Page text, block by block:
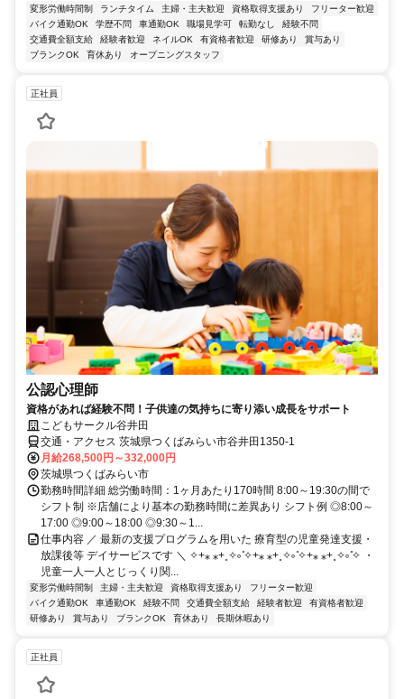
変形労働時間制 ランチタイム 主婦・主夫歓迎 資格取得支援あり
フリーター歓迎
バイク通勤OK
学歴不問 車通勤OK 職場見学可 転勤なし
経験不問
交通費全額支給
経験者歓迎 ネイルOK 有資格者歓迎 研修あり
賞与あり
ブランクOK
育休あり オープニングスタッフ
正社員
公認心理師
資格があれば経験不問！子供達の気持ちに寄り添い成長をサポート
こどもサークル谷井田
交通・アクセス 茨城県つくばみらい市谷井田1350-1
月給268,500円～332,000円
茨城県つくばみらい市
勤務時間詳細 総労働時間：1ヶ月あたり170時間 8:00～19:30の間で
シフト制 ※店舗により基本の勤務時間に差異あり シフト例 ◎8:00～
17:00 ◎9:00～18:00 ◎9:30～1...
仕事内容 ／ 最新の支援プログラムを用いた 療育型の児童発達支援・
放課後等 デイサービスです ＼ ✧+⁎ ⁎+˳✧༚ ̊✧+⁎ ⁎+˳✧༚ ̊✧+⁎ ⁎+˳✧༚ ̊✧ ・
児童一人一人とじっくり関...
変形労働時間制 主婦・主夫歓迎 資格取得支援あり
フリーター歓迎
バイク通勤OK
車通勤OK 経験不問 交通費全額支給 経験者歓迎
有資格者歓迎
研修あり
賞与あり ブランクOK 育休あり 長期休暇あり
正社員